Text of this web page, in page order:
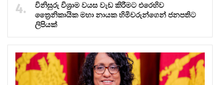
විනිසුරු විශ්‍රාම වයස වැඩ කිරීමට එරෙහිව
ත්‍රෛනිකායික මහා නායක හිමිවරුන්ගෙන් ජනපතිට
ලිපියක්